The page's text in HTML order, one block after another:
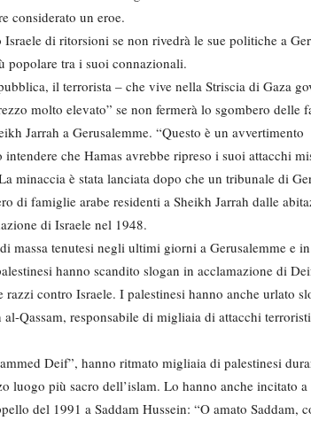
considerato un eroe.
di ritorsioni se non rivedrà le sue politiche a
popolare tra i suoi connazionali.
il terrorista – che vive nella Striscia di Gaza
molto elevato” se non fermerà lo sgombero delle
Jarrah a Gerusalemme. “Questo è un
che Hamas avrebbe ripreso i suoi attacchi
minaccia è stata lanciata dopo che un tribunale di
di famiglie arabe residenti a Sheikh Jarrah dalle
di Israele nel 1948.
massa tenutesi negli ultimi giorni a Gerusalemme e
hanno scandito slogan in acclamazione di
contro Israele. I palestinesi hanno anche urlato
Qassam, responsabile di migliaia di attacchi
Deif”, hanno ritmato migliaia di palestinesi
luogo più sacro dell’islam. Lo hanno anche incitato
del 1991 a Saddam Hussein: “O amato Saddam,